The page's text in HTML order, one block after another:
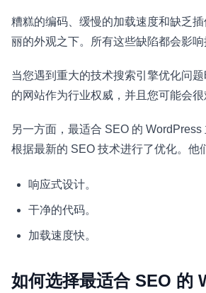
糟糕的编码、缓慢的加载速度和缺乏
丽的外观之下。所有这些缺陷都会影响
当您遇到重大的技术搜索引擎优化问
的网站作为行业权威，并且您可能会很
另一方面，最适合 SEO 的 WordPress
根据最新的 SEO 技术进行了优化。他
响应式设计。
干净的代码。
加载速度快。
如何选择最适合 SEO 的